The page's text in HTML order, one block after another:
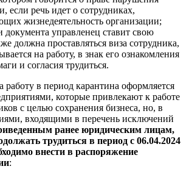
если речь идет о сотрудниках,
жизнедеятельность организации;
документа управленец ставит свою
должна проставляться виза сотрудника,
на работу, в знак его ознакомления
и согласия трудиться.
работу в период карантина оформляется
которые привлекают к работе
с целью сохранения бизнеса, но, в
входящими в перечень исключений
ранее юридическим лицам,
трудиться в период с 06.04.2024
внести в распоряжение
: